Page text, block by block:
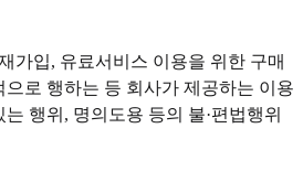
가입, 유료서비스 이용을 위한 구매
로 행하는 등 회사가 제공하는 이용
행위, 명의도용 등의 불·편법행위